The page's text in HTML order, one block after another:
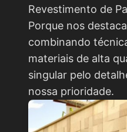
Revestimento de
Porque nos
combinando
materiais de alta
singular pelo
nossa prioridade.